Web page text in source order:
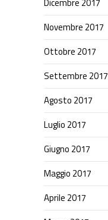
Novembre 2017
Ottobre 2017
Settembre 2017
Agosto 2017
Luglio 2017
Giugno 2017
Maggio 2017
Aprile 2017